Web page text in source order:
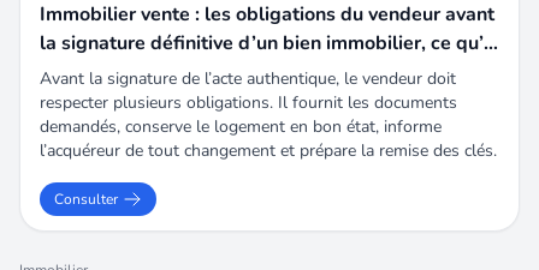
Immobilier vente : les obligations du vendeur avant
la signature définitive d’un bien immobilier, ce qu’il
faut absolument respecter
Avant la signature de l’acte authentique, le vendeur doit
respecter plusieurs obligations. Il fournit les documents
demandés, conserve le logement en bon état, informe
l’acquéreur de tout changement et prépare la remise des clés.
Consulter